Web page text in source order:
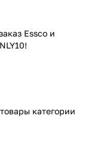
Essco и
категории